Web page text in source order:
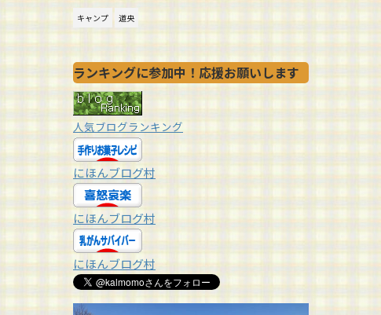
キャンプ 道央
ランキングに参加中！応援お願いします
人気ブログランキング
にほんブログ村
にほんブログ村
にほんブログ村